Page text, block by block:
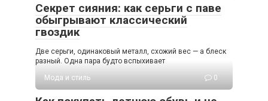
Секрет сияния: как серьги с паве
обыгрывают классический
гвоздик
Две серьги, одинаковый металл, схожий вес — а блеск
разный. Одна пара будто вспыхивает
Мода и стиль
0